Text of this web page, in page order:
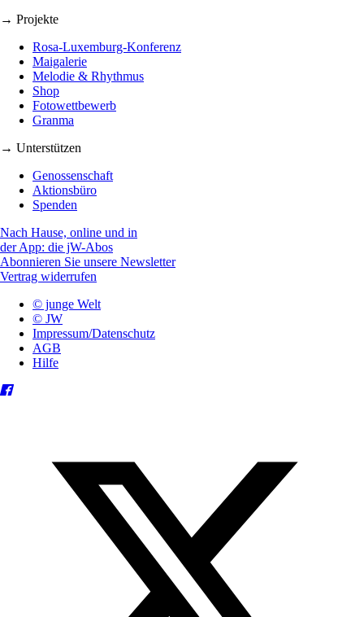
→ Projekte
Rosa-Luxemburg-Konferenz
Maigalerie
Melodie & Rhythmus
Shop
Fotowettbewerb
Granma
→ Unterstützen
Genossenschaft
Aktionsbüro
Spenden
Nach Hause, online und in
der App: die jW-Abos
Abonnieren Sie unsere Newsletter
Vertrag widerrufen
© junge Welt
© JW
Impressum/Datenschutz
AGB
Hilfe